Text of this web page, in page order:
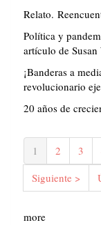
Relato.
Política y
artículo de Susan
¡Banderas a
revolucionario
20 años de
Paginación
Página
actual
1 Página
2 3
Siguiente
página
Siguiente >
more